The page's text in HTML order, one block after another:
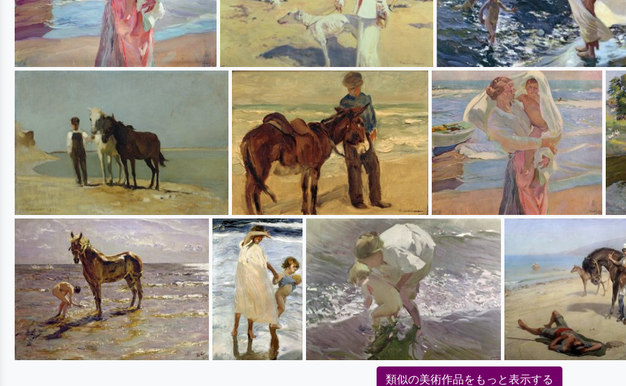
類似の美術作品をもっと表示する